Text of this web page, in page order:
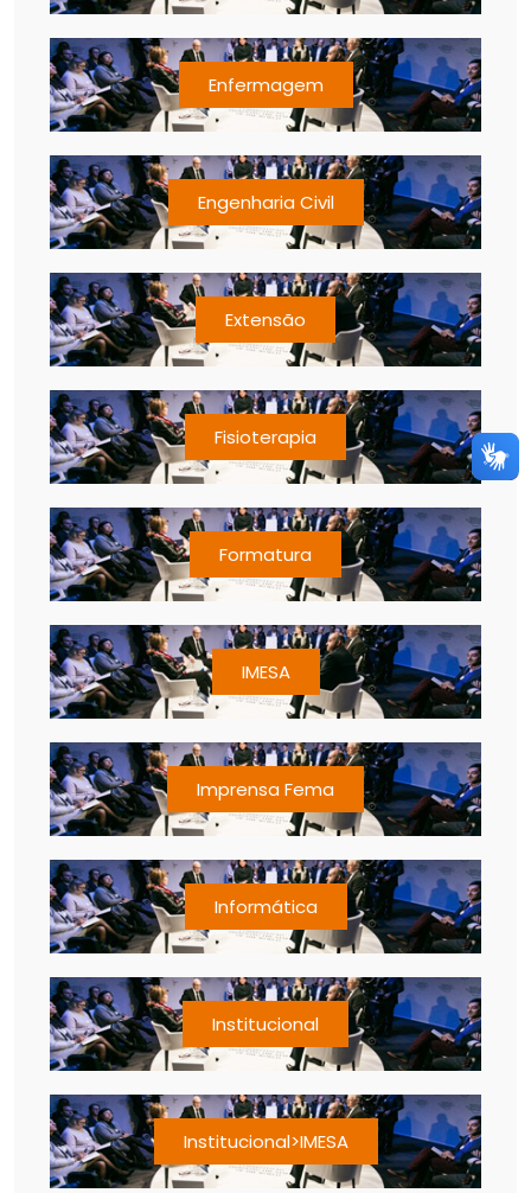
Enfermagem
Engenharia Civil
Extensão
Fisioterapia
Formatura
IMESA
Imprensa Fema
Informática
Institucional
Institucional>IMESA